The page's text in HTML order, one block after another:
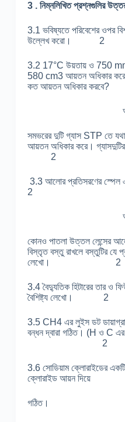
3 . নিম্নলিখিতপ্রশ্নগুলির
3.1 ভবিষ্যতে পরিবেশের ওপর
উল্লেখ করো। 2
3.2 17°C উয়তায় ও 750
580 cm3 আয়তন অধিকার
কত আয়তন অধিকার করবে?
সমভরের দুটি গ্যাস STP তে
আয়তন অধিকার করে।
2
3.3 আলোর
2
কোনও পাতলা উত্তল লেন্সের
বিস্তৃত বস্তু রাখলে বস্তুটির যে
লেখো। 2
3.4 বৈদ্যুতিক হিটারের তার ও
বৈশিষ্ট্য লেখো। 2
3.5 CH4 এর লুইস ডট
বন্ধন দ্বারা গঠিত। (H ও C এর
2
3.6 সোডিয়াম ক্লোরাইডের একটি
ক্লোরাইড আয়ন দিয়ে
গঠিত।